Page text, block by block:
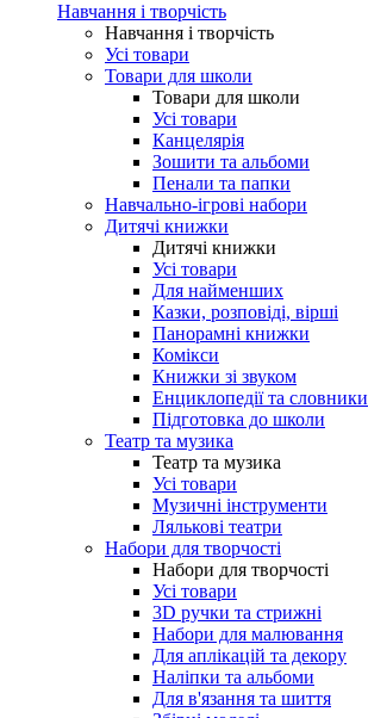
Навчання і творчість
Навчання і творчість
Усі товари
Товари для школи
Товари для школи
Усі товари
Канцелярія
Зошити та альбоми
Пенали та папки
Навчально-ігрові набори
Дитячі книжки
Дитячі книжки
Усі товари
Для найменших
Казки, розповіді, вірші
Панорамні книжки
Комікси
Книжки зі звуком
Енциклопедії та словники
Підготовка до школи
Театр та музика
Театр та музика
Усі товари
Музичні інструменти
Лялькові театри
Набори для творчості
Набори для творчості
Усі товари
3D ручки та стрижні
Набори для малювання
Для аплікацій та декору
Наліпки та альбоми
Для в'язання та шиття